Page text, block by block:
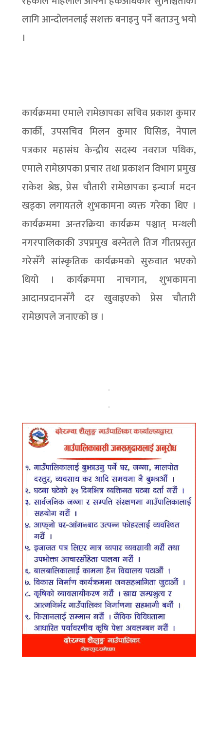
लागि आन्दोलनलाई सशक्त बनाइनु पर्ने बताउनु भयो
।
कार्यक्रममा एमाले रामेछापका सचिव प्रकाश कुमार
कार्की, उपसचिव मिलन कुमार घिसिङ, नेपाल
पत्रकार महासंघ केन्द्रीय सदस्य नवराज पथिक,
एमाले रामेछापका प्रचार तथा प्रकाशन विभाग प्रमुख
राकेश श्रेष्ठ, प्रेस चौतारी रामेछापका इन्चार्ज मदन
खड्का लगायतले शुभकामना व्यक्त गरेका थिए ।
कार्यक्रममा अन्तरक्रिया कार्यक्रम पश्चात् मन्थली
नगरपालिकाकी उपप्रमुख बस्नेतले तिज गीतप्रस्तुत
गरेसँगै सांस्कृतिक कार्यक्रमको सुरुवात भएको
थियो । कार्यक्रममा नाचगान, शुभकामना
आदानप्रदानसँगै दर खुवाइएको प्रेस चौतारी
रामेछापले जनाएको छ ।